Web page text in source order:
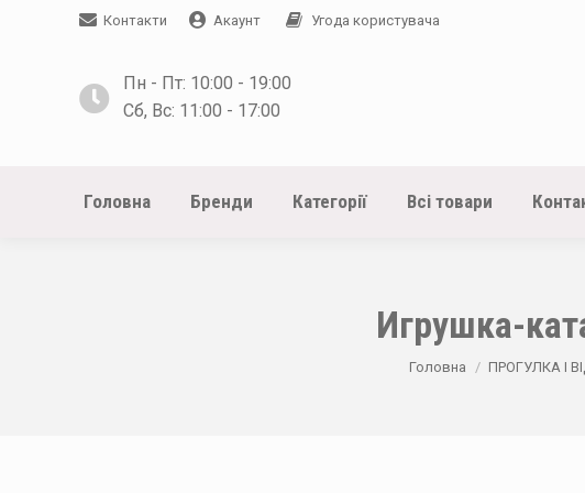
Контакти Акаунт Угода користувача
Пн - Пт: 10:00 - 19:00
Сб, Вс: 11:00 - 17:00
Головна Бренди Категорії Всі товари
Игрушка-
You are here:
Головна ПРОГУЛКА І